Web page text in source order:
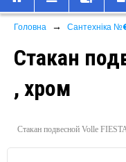
Головна → Сантехніка
Стакан
, хром
Стакан подвесной Volle